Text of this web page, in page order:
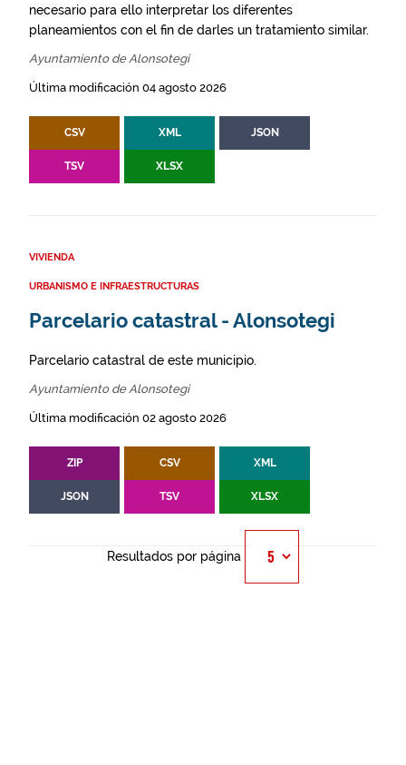
necesario para ello interpretar los diferentes
planeamientos con el fin de darles un tratamiento similar.
Ayuntamiento de Alonsotegi
Última modificación 04 agosto 2026
CSV XML JSON
TSV XLSX
VIVIENDA
URBANISMO E INFRAESTRUCTURAS
Parcelario catastral - Alonsotegi
Parcelario catastral de este municipio.
Ayuntamiento de Alonsotegi
Última modificación 02 agosto 2026
ZIP CSV XML
JSON TSV XLSX
Resultados por página